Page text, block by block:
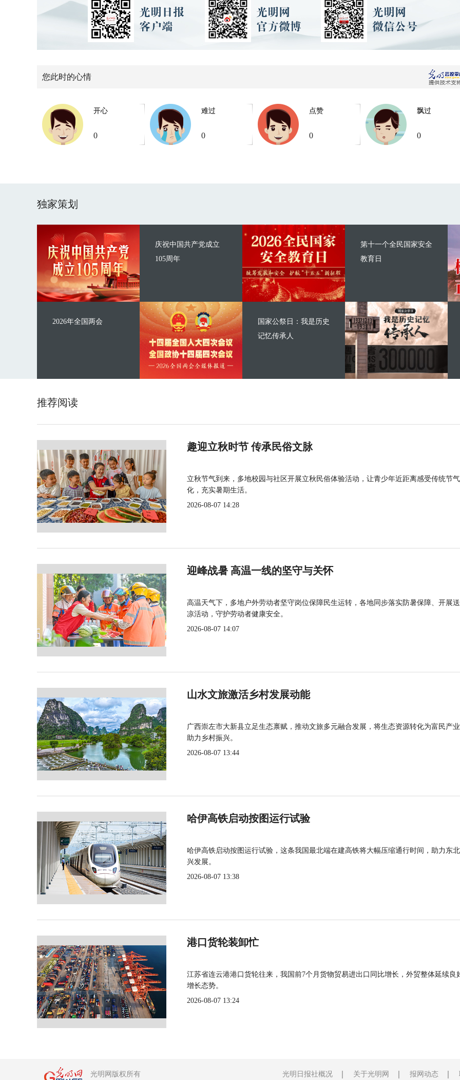
您此时的心情
开心
0
难过
0
点赞
0
飘过
0
独家策划
庆祝中国共产党成立
105周年
2026年全国两会
第十一个全民国家安全
教育日
国家公祭日：我是历史
记忆传承人
推荐阅读
趣迎立秋时节 传承民俗文脉
立秋节气到来，多地校园与社区开展立秋民俗体验活动，让青少年近距离感受传统节
化，充实暑期生活。
2026-08-07 14:28
迎峰战暑 高温一线的坚守与关怀
高温天气下，多地户外劳动者坚守岗位保障民生运转，各地同步落实防暑保障、开展
凉活动，守护劳动者健康安全。
2026-08-07 14:07
山水文旅激活乡村发展动能
广西崇左市大新县立足生态禀赋，推动文旅多元融合发展，将生态资源转化为富民产
助力乡村振兴。
2026-08-07 13:44
哈伊高铁启动按图运行试验
哈伊高铁启动按图运行试验，这条我国最北端在建高铁将大幅压缩通行时间，助力东
兴发展。
2026-08-07 13:38
港口货轮装卸忙
江苏省连云港港口货轮往来，我国前7个月货物贸易进出口同比增长，外贸整体延续良
增长态势。
2026-08-07 13:24
光明网版权所有 光明日报社概况 关于光明网 报网动态